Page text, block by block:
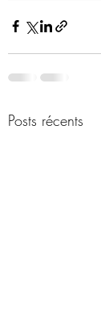
Posts récents